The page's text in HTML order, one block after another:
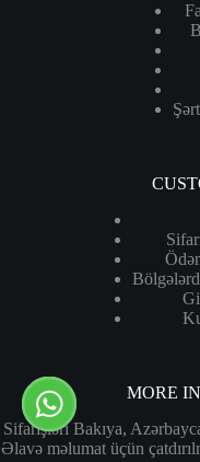
MORE
Sifarişləri Bakıya,
Əlavə məlumat üçün